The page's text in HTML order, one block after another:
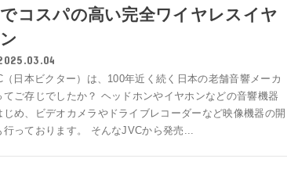
コスパの高い完全ワイヤレスイヤ
（日本ビクター）は、100年近く続く日本の老舗音響メーカ
てご存じでしたか？ ヘッドホンやイヤホンなどの音響機器
じめ、ビデオカメラやドライブレコーダーなど映像機器の開
行っております。 そんなJVCから発売...